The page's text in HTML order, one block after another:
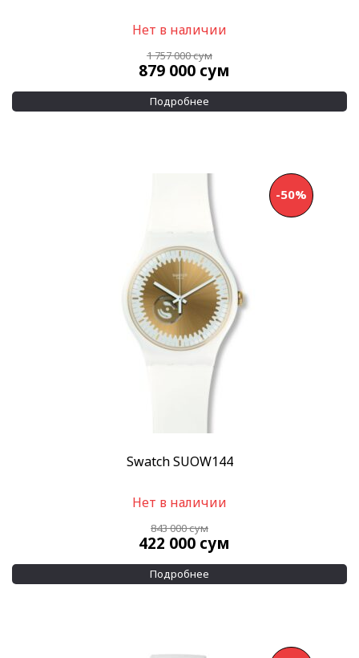
Нет в наличии
1 757 000сум
879 000 сум
Подробнее
Swatch SUOW144
-50%
Нет в наличии
843 000сум
422 000 сум
Подробнее